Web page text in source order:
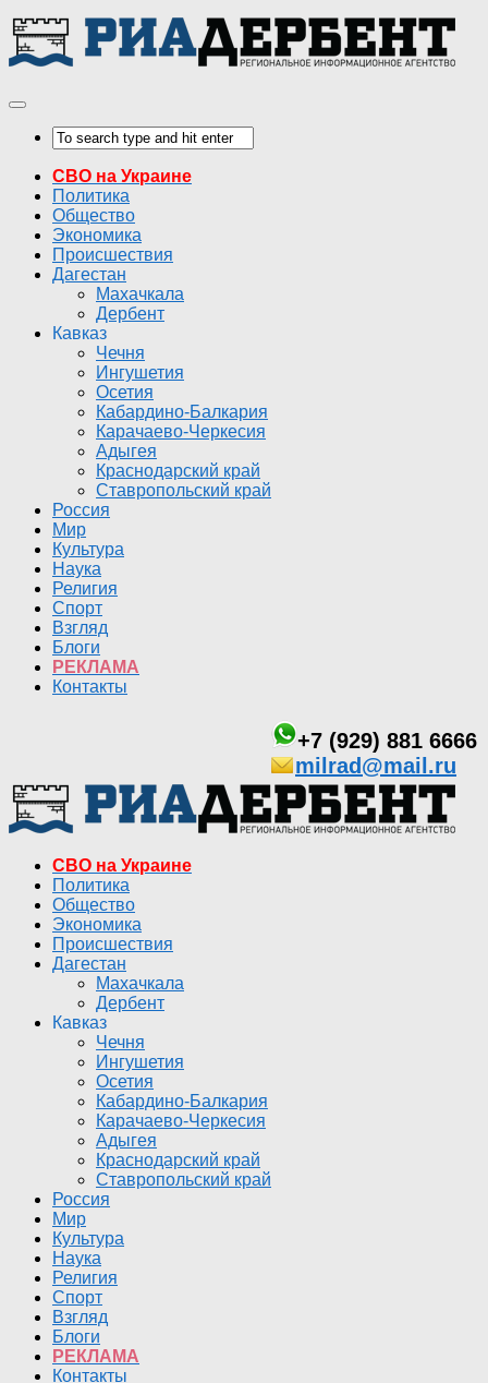
СВО на Украине
Политика
Общество
Экономика
Происшествия
Дагестан
Махачкала
Дербент
Кавказ
Чечня
Ингушетия
Осетия
Кабардино-Балкария
Карачаево-Черкесия
Адыгея
Краснодарский край
Ставропольский край
Россия
Мир
Культура
Наука
Религия
Спорт
Взгляд
Блоги
РЕКЛАМА
Контакты
+7 (929) 881 6666
milrad@mail.ru
СВО на Украине
Политика
Общество
Экономика
Происшествия
Дагестан
Махачкала
Дербент
Кавказ
Чечня
Ингушетия
Осетия
Кабардино-Балкария
Карачаево-Черкесия
Адыгея
Краснодарский край
Ставропольский край
Россия
Мир
Культура
Наука
Религия
Спорт
Взгляд
Блоги
РЕКЛАМА
Контакты